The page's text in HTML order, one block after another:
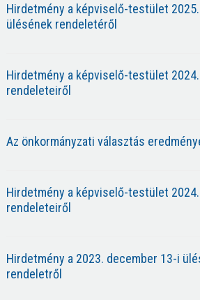
Hirdetmény a képviselő-testület
ülésének rendeletéről
Hirdetmény a képviselő-testület
rendeleteiről
Az önkormányzati választás
Hirdetmény a képviselő-testület
rendeleteiről
Hirdetmény a 2023. december 13-i
rendeletről